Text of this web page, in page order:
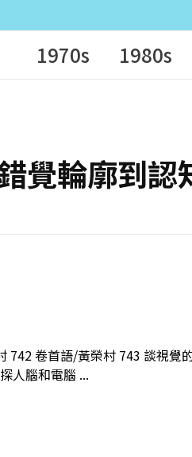
1970s 1980s
覺輪廓到認
卷首語/黃榮村 743 談視
人腦和電腦 ...